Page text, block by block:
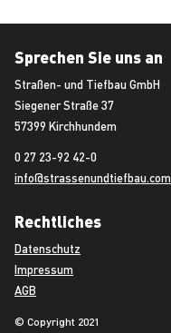
Sprechen Sie uns an
Straßen- und Tiefbau GmbH
Siegener Straße 37
57399 Kirchhundem
0 27 23-92 42-0
info@strassenundtiefbau.com
Rechtliches
Datenschutz
Impressum
AGB
© Copyright 2021